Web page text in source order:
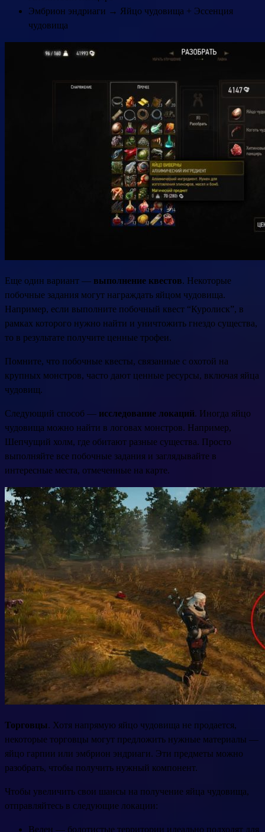
Эмбрион эндриаги → Яйцо чудовища + Эссенция
чудовища
Еще один вариант — выполнение квестов. Некоторые
побочные задания могут награждать яйцом чудовища.
Например, если выполните побочный квест “Куролиск”, в
рамках которого нужно найти и уничтожить гнездо существа,
то в результате получите ценные трофеи.
Помните, что побочные квесты, связанные с охотой на
крупных монстров, часто дают ценные ресурсы, включая яйца
чудовищ.
Следующий способ — исследование локаций. Иногда яйцо
чудовища можно найти в логовах монстров. Например,
Шепчущий холм, где обитают разные существа. Просто
выполняйте все побочные задания и заглядывайте в
интересные места, отмеченные на карте.
Торговцы. Хотя напрямую яйцо чудовища не продается,
некоторые торговцы могут предложить нужные материалы —
яйцо гарпии или эмбрион эндриаги. Эти предметы можно
разобрать, чтобы получить нужный компонент.
Чтобы увеличить свои шансы на получение яйца чудовища,
отправляйтесь в следующие локации:
Велен — болотистые территории идеально подходят для